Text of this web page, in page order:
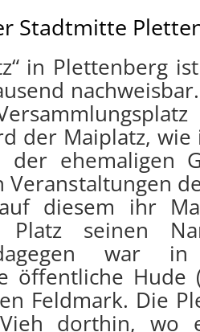
Stadtmitte
in Plettenberg
der Maiplatz, wie
der ehemaligen
Veranstaltungen
diesem ihr
seinen
dagegen war
öffentliche Hude
Feldmark. Die
dorthin, wo